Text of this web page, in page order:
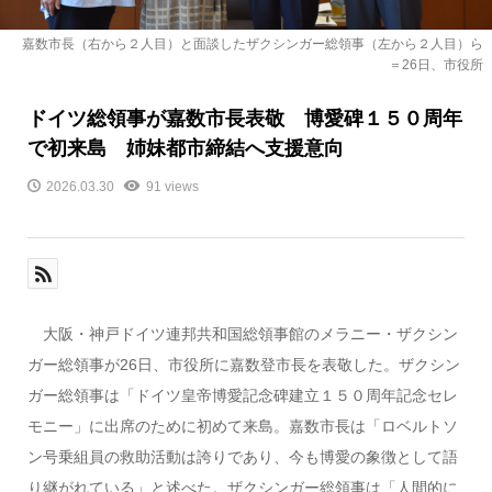
嘉数市長（右から２人目）と面談したザクシンガー総領事（左から２人目）ら
＝26日、市役所
ドイツ総領事が嘉数市長表敬 博愛碑１５０周年
で初来島 姉妹都市締結へ支援意向
2026.03.30 91 views
大阪・神戸ドイツ連邦共和国総領事館のメラニー・ザクシン
ガー総領事が26日、市役所に嘉数登市長を表敬した。ザクシン
ガー総領事は「ドイツ皇帝博愛記念碑建立１５０周年記念セレ
モニー」に出席のために初めて来島。嘉数市長は「ロベルトソ
ン号乗組員の救助活動は誇りであり、今も博愛の象徴として語
り継がれている」と述べた。ザクシンガー総領事は「人間的に